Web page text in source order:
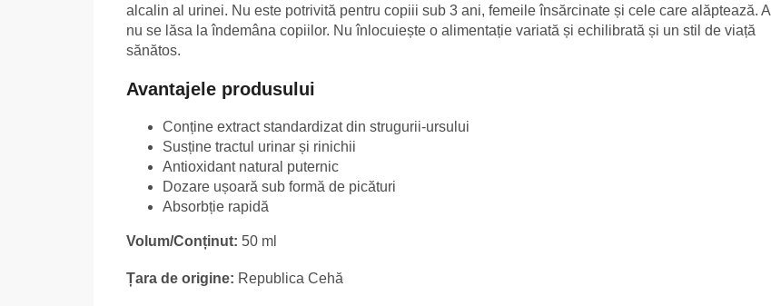
alcalin al urinei. Nu este potrivită pentru copiii sub 3 ani, femeile însărcinate și cele care alăptează. A
nu se lăsa la îndemâna copiilor. Nu înlocuiește o alimentație variată și echilibrată și un stil de viață
sănătos.
Avantajele produsului
Conține extract standardizat din strugurii-ursului
Susține tractul urinar și rinichii
Antioxidant natural puternic
Dozare ușoară sub formă de picături
Absorbție rapidă
Volum/Conținut: 50 ml
Țara de origine: Republica Cehă